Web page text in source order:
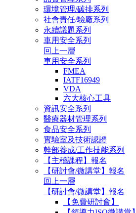
環境管理/碳排系列
社會責任/驗廠系列
永續議題系列
車用安全系列
回上一層
車用安全系列
FMEA
IATF16949
VDA
六大核心工具
資訊安全系列
醫療器材管理系列
食品安全系列
實驗室及技術認證
幹部養成/工作技能系列
【主稽課程】報名
【研討會/微講堂】報名
回上一層
【研討會/微講堂】報名
【免費研討會】